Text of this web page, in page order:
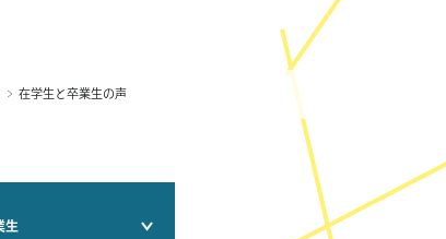
在学生と卒業生の声
生